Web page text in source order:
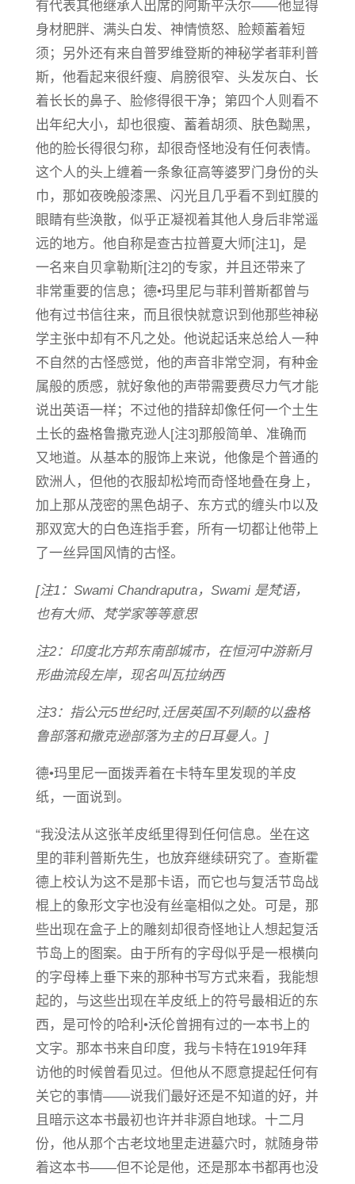
有代表其他继承人出席的阿斯平沃尔——他显得
身材肥胖、满头白发、神情愤怒、脸颊蓄着短
须；另外还有来自普罗维登斯的神秘学者菲利普
斯，他看起来很纤瘦、肩膀很窄、头发灰白、长
着长长的鼻子、脸修得很干净；第四个人则看不
出年纪大小，却也很瘦、蓄着胡须、肤色黝黑，
他的脸长得很匀称，却很奇怪地没有任何表情。
这个人的头上缠着一条象征高等婆罗门身份的头
巾，那如夜晚般漆黑、闪光且几乎看不到虹膜的
眼睛有些涣散，似乎正凝视着其他人身后非常遥
远的地方。他自称是查古拉普夏大师[注1]，是
一名来自贝拿勒斯[注2]的专家，并且还带来了
非常重要的信息；德•玛里尼与菲利普斯都曾与
他有过书信往来，而且很快就意识到他那些神秘
学主张中却有不凡之处。他说起话来总给人一种
不自然的古怪感觉，他的声音非常空洞，有种金
属般的质感，就好象他的声带需要费尽力气才能
说出英语一样；不过他的措辞却像任何一个土生
土长的盎格鲁撒克逊人[注3]那般简单、准确而
又地道。从基本的服饰上来说，他像是个普通的
欧洲人，但他的衣服却松垮而奇怪地叠在身上，
加上那从茂密的黑色胡子、东方式的缠头巾以及
那双宽大的白色连指手套，所有一切都让他带上
了一丝异国风情的古怪。
[注1：Swami Chandraputra，Swami 是梵语，
也有大师、梵学家等等意思
注2：印度北方邦东南部城市，在恒河中游新月
形曲流段左岸，现名叫瓦拉纳西
注3：指公元5世纪时,迁居英国不列颠的以盎格
鲁部落和撒克逊部落为主的日耳曼人。]
德•玛里尼一面拨弄着在卡特车里发现的羊皮
纸，一面说到。
“我没法从这张羊皮纸里得到任何信息。坐在这
里的菲利普斯先生，也放弃继续研究了。查斯霍
德上校认为这不是那卡语，而它也与复活节岛战
棍上的象形文字也没有丝毫相似之处。可是，那
些出现在盒子上的雕刻却很奇怪地让人想起复活
节岛上的图案。由于所有的字母似乎是一根横向
的字母棒上垂下来的那种书写方式来看，我能想
起的，与这些出现在羊皮纸上的符号最相近的东
西，是可怜的哈利•沃伦曾拥有过的一本书上的
文字。那本书来自印度，我与卡特在1919年拜
访他的时候曾看见过。但他从不愿意提起任何有
关它的事情——说我们最好还是不知道的好，并
且暗示这本书最初也许并非源自地球。十二月
份，他从那个古老坟地里走进墓穴时，就随身带
着这本书——但不论是他，还是那本书都再也没